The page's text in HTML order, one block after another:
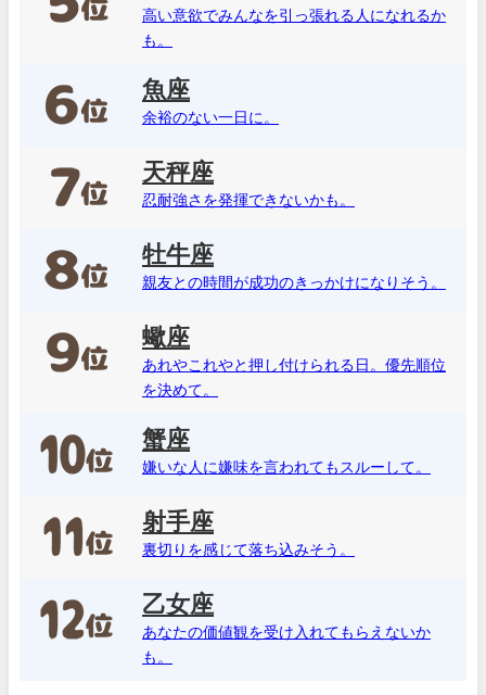
高い意欲でみんなを引っ張れる人になれるか
も。
魚座
余裕のない一日に。
天秤座
忍耐強さを発揮できないかも。
牡牛座
親友との時間が成功のきっかけになりそう。
蠍座
あれやこれやと押し付けられる日。優先順位
を決めて。
蟹座
嫌いな人に嫌味を言われてもスルーして。
射手座
裏切りを感じて落ち込みそう。
乙女座
あなたの価値観を受け入れてもらえないか
も。